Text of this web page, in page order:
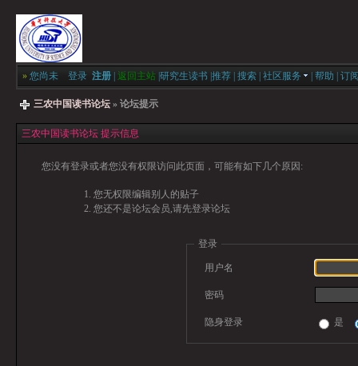
» 您尚未 登录 注册 返回主站 研究生读书 推荐 搜索 社区服务 帮助 订
三农中国读书论坛 » 论坛提示
三农中国读书论坛 提示信息
您没有登录或者您没有权限访问此页面，可能有如下几个原因:
您无权限编辑别人的贴子
您还不是论坛会员,请先登录论坛
登录
用户名
密码
隐身登录 是